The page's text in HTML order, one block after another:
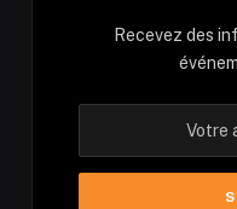
Recevez des